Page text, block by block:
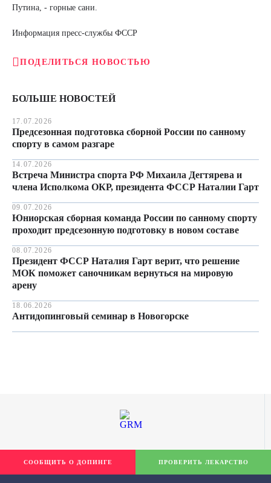
Путина, - горные сани.
Информация пресс-службы ФССР
ПОДЕЛИТЬСЯ НОВОСТЬЮ
БОЛЬШЕ НОВОСТЕЙ
17.07.2026
Предсезонная подготовка сборной России по санному
спорту в самом разгаре
14.07.2026
Встреча Министра спорта РФ Михаила Дегтярева и
члена Исполкома ОКР, президента ФССР Наталии Гарт
09.07.2026
Юниорская сборная команда России по санному спорту
проходит предсезонную подготовку в новом составе
08.07.2026
Президент ФССР Наталия Гарт верит, что решение
МОК поможет саночникам вернуться на мировую
арену
18.06.2026
Антидопинговый семинар в Новогорске
СООБЩИТЬ О ДОПИНГЕ ПРОВЕРИТЬ ЛЕКАРСТВО